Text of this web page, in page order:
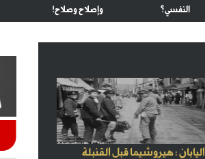
النفسي؟
وإصلاح وصلاح!
اليابان : هيروشيما قبل القنبلة